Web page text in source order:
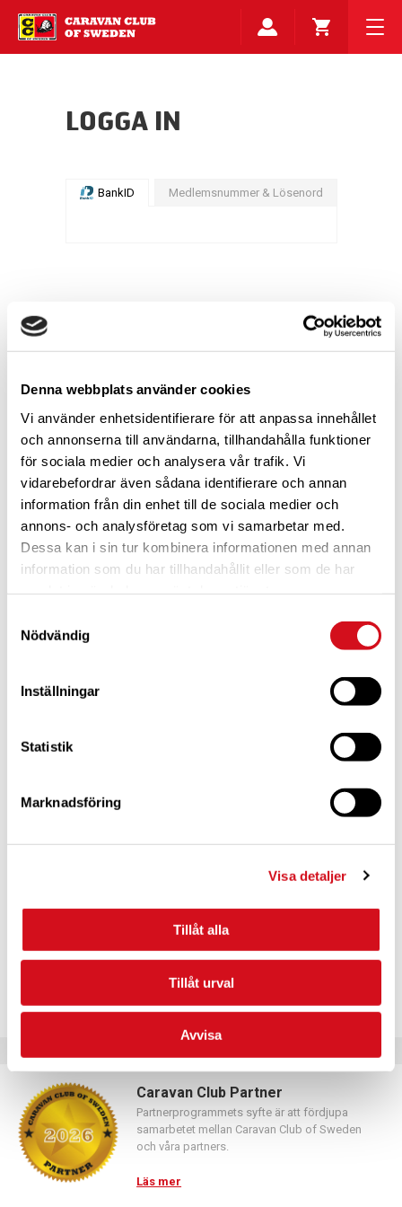
Denna webbplats använder cookies
Vi använder enhetsidentifierare för att anpassa innehållet
och annonserna till användarna, tillhandahålla funktioner
för sociala medier och analysera vår trafik. Vi
vidarebefordrar även sådana identifierare och annan
information från din enhet till de sociala medier och
annons- och analysföretag som vi samarbetar med.
Dessa kan i sin tur kombinera informationen med annan
information som du har tillhandahållit eller som de har
Nödvändig
Inställningar
Statistik
Marknadsföring
Visa detaljer
Tillåt alla
Tillåt urval
Avvisa
LOGGA IN
BankID Medlemsnummer & Lösenord
För dig som är blivande ny medlemTa del av alla förmåner.
Bli medlem idag.
Logga in med hjälp av formuläret och följ anvisningarna.
Caravan Club Partner
Partnerprogrammets syfte är att fördjupa
samarbetet mellan Caravan Club of Sweden
och våra partners.
Läs mer